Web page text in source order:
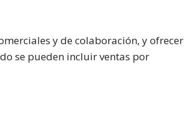
y de colaboración, y ofrecer
se pueden incluir ventas por